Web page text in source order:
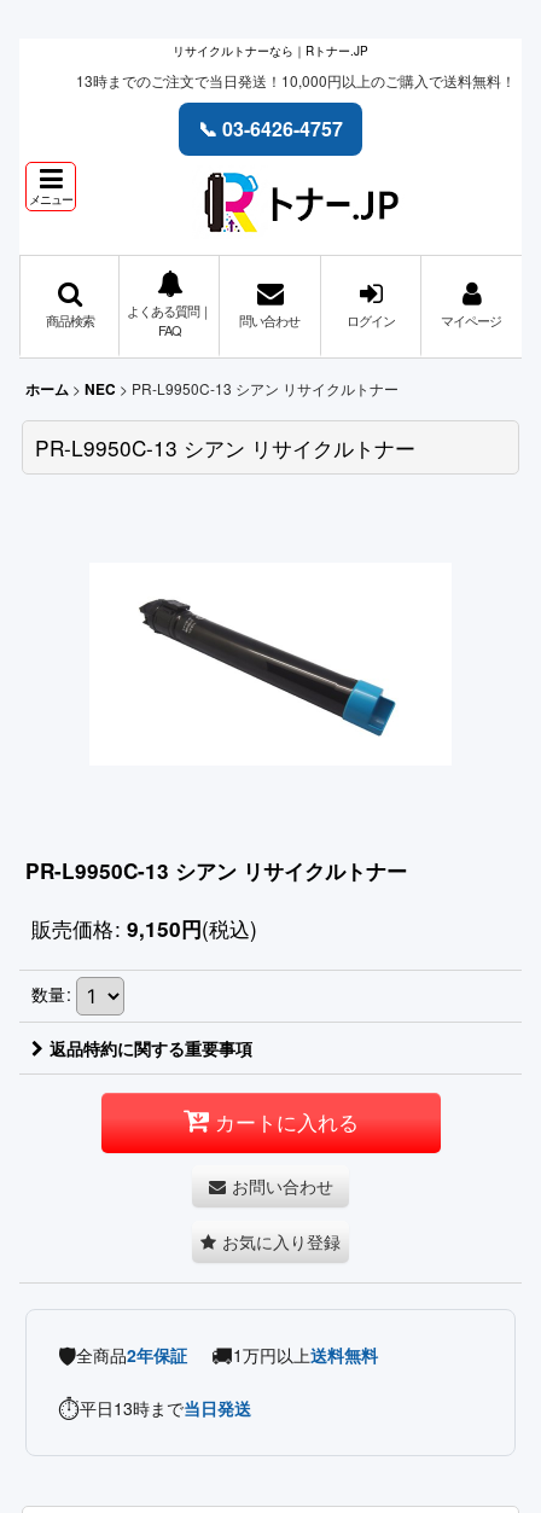
リサイクルトナーなら｜Rトナー.JP
13時までのご注文で当日発送！10,000円以上のご購入で送料無料！
📞 03-6426-4757
メニュー
商品検索
よくある質問｜
FAQ
問い合わせ ログイン マイページ
ホーム > NEC > PR-L9950C-13 シアン リサイクルトナー
PR-L9950C-13 シアン リサイクルトナー
PR-L9950C-13 シアン リサイクルトナー
販売価格: 9,150円(税込)
数量:
返品特約に関する重要事項
カートに入れる
お問い合わせ
お気に入り登録
🛡️全商品2年保証 🚚1万円以上送料無料
⏱️平日13時まで当日発送